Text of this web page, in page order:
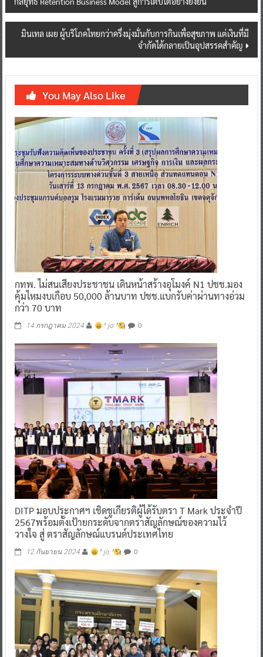
navigation
มินเทล เผย ผู้บริโภคไทยกว่าครึ่งมุ่งมั่นกับการกินเพื่อสุขภาพ แต่เงินที่มี
จำกัดได้กลายเป็นอุปสรรคสำคัญ
You May Also Like
กทพ. ไม่สนเสียงประชาชน เดินหน้าสร้างอุโมงค์ N1 ปชช.มอง
คุ้มไหมงบเกือบ 50,000 ล้านบาท ปชช.แบกรับค่าผ่านทางอ่วม
กว่า 70 บาท
14 กรกฎาคม 2024 ^ jo ^ 0
DITP มอบประกาศฯ เชิดชูเกียรติผู้ได้รับตรา T Mark ประจำปี
2567พร้อมตั้งเป้ายกระดับจากตราสัญลักษณ์ของความไว้
วางใจ สู่ ตราสัญลักษณ์แบรนด์ประเทศไทย
12 กันยายน 2024 ^ jo ^ 0